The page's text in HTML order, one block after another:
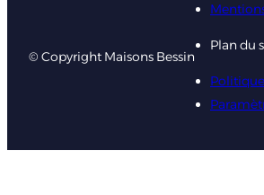
© Copyright Maisons Bessin
Plan du